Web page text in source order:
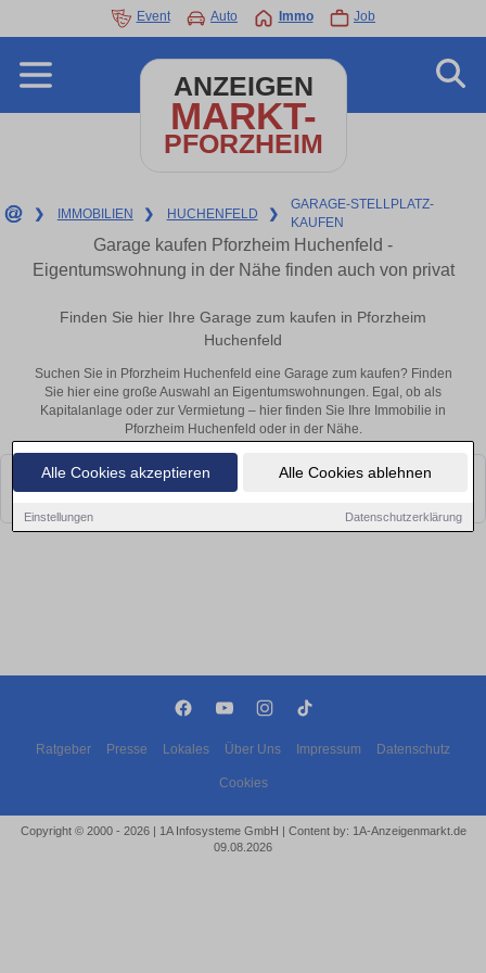
Alle Cookies akzeptieren Alle Cookies ablehnen
Einstellungen Datenschutzerklärung
Event Auto Immo Job
ANZEIGEN
MARKT-
PFORZHEIM
❯ IMMOBILIEN ❯ HUCHENFELD ❯
GARAGE-STELLPLATZ-
KAUFEN
Garage kaufen Pforzheim Huchenfeld -
Eigentumswohnung in der Nähe finden auch von privat
Finden Sie hier Ihre Garage zum kaufen in Pforzheim
Huchenfeld
Suchen Sie in Pforzheim Huchenfeld eine Garage zum kaufen? Finden
Sie hier eine große Auswahl an Eigentumswohnungen. Egal, ob als
Kapitalanlage oder zur Vermietung – hier finden Sie Ihre Immobilie in
Pforzheim Huchenfeld oder in der Nähe.
Leider konnten wir derzeit keine passenden Objekte finden. Schauen Sie
Ratgeber Presse Lokales Über Uns Impressum Datenschutz
Cookies
Copyright © 2000 - 2026 | 1A Infosysteme GmbH | Content by: 1A-Anzeigenmarkt.de
09.08.2026